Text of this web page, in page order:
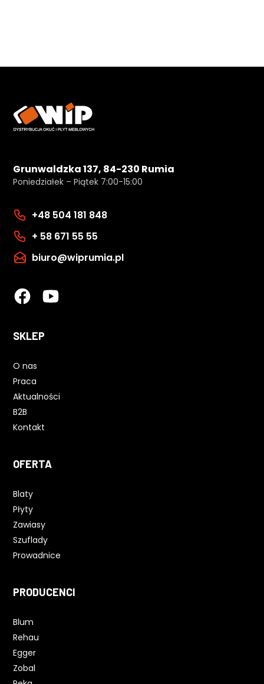
Grunwaldzka 137, 84-230 Rumia
Poniedziałek – Piątek 7:00-15:00
+48 504 181 848
+ 58 671 55 55
biuro@wiprumia.pl
SKLEP
O nas
Praca
Aktualności
B2B
Kontakt
OFERTA
Blaty
Płyty
Zawiasy
Szuflady
Prowadnice
PRODUCENCI
Blum
Rehau
Egger
Zobal